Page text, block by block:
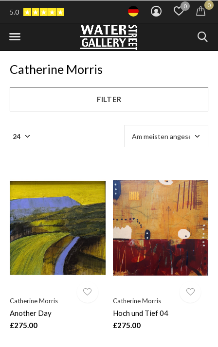
0 0
5.0
Catherine Morris
FILTER
Catherine Morris
Another Day
£275.00
Catherine Morris
Hoch und Tief 04
£275.00